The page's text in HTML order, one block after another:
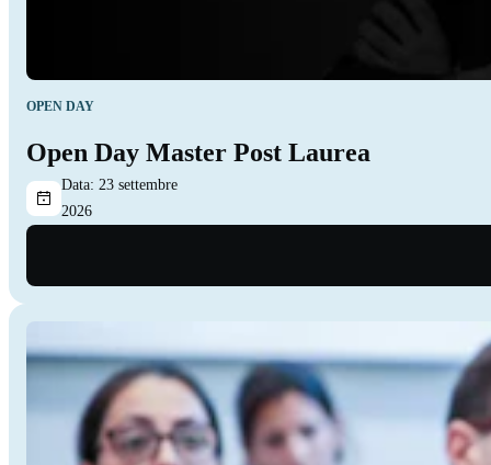
OPEN DAY
Open Day Master Post Laurea
Data: 23 settembre
2026